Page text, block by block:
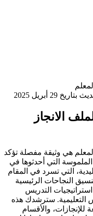
بتاريخ 29 أبريل 2025
الانجاز
المعلم هي وثيقة مفصلة تؤكد
الملموسة التي أحدثوها في
التي تسرد في المقام
النجاحات الرئيسية
التدريس
التعليمية. سترشدك هذه
للإنجازات، والأقسام